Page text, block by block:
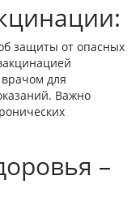
защиты от опасных
для
Важно
–